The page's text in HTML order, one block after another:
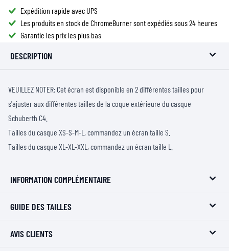
Expédition rapide avec UPS
Les produits en stock de ChromeBurner sont expédiés sous 24 heures
Garantie les prix les plus bas
DESCRIPTION
VEUILLEZ NOTER: Cet écran est disponible en 2 différentes tailles pour
s'ajuster aux différentes tailles de la coque extérieure du casque
Schuberth C4.
Tailles du casque XS-S-M-L, commandez un écran taille S.
Tailles du casque XL-XL-XXL, commandez un écran taille L.
INFORMATION COMPLÉMENTAIRE
GUIDE DES TAILLES
AVIS CLIENTS